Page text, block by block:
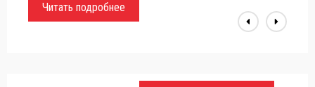
Читать подробнее